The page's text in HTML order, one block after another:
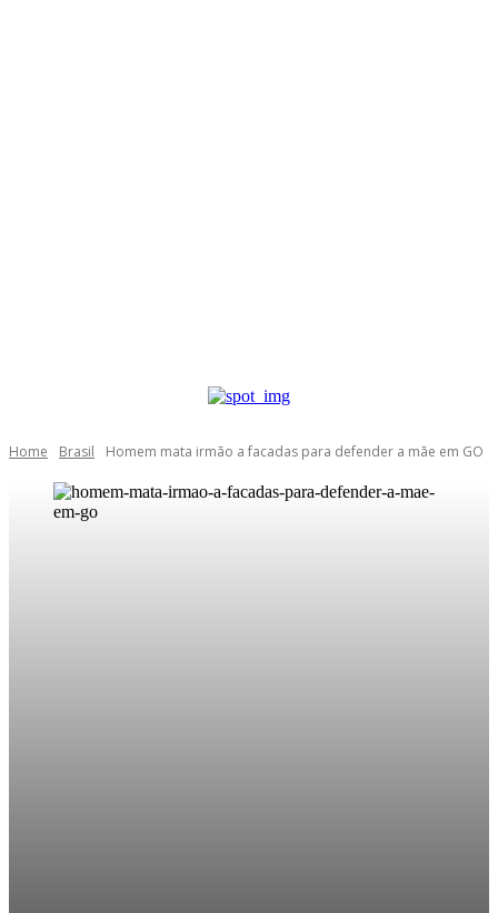
Home Brasil Homem mata irmão a facadas para defender a mãe em GO